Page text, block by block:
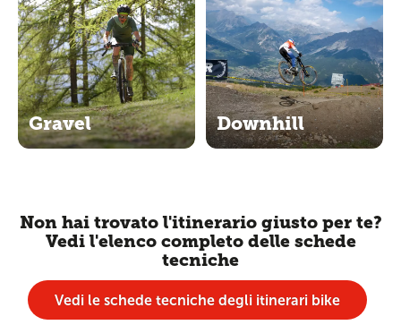
Gravel Downhill
Non hai trovato l'itinerario giusto per te?
Vedi l'elenco completo delle schede
tecniche
Vedi le schede tecniche degli itinerari bike